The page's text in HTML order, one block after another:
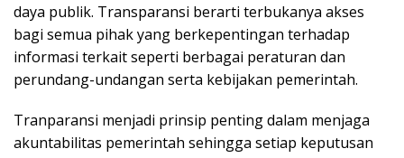
daya publik. Transparansi berarti terbukanya akses
bagi semua pihak yang berkepentingan terhadap
informasi terkait seperti berbagai peraturan dan
perundang-undangan serta kebijakan pemerintah.
Tranparansi menjadi prinsip penting dalam menjaga
akuntabilitas pemerintah sehingga setiap keputusan